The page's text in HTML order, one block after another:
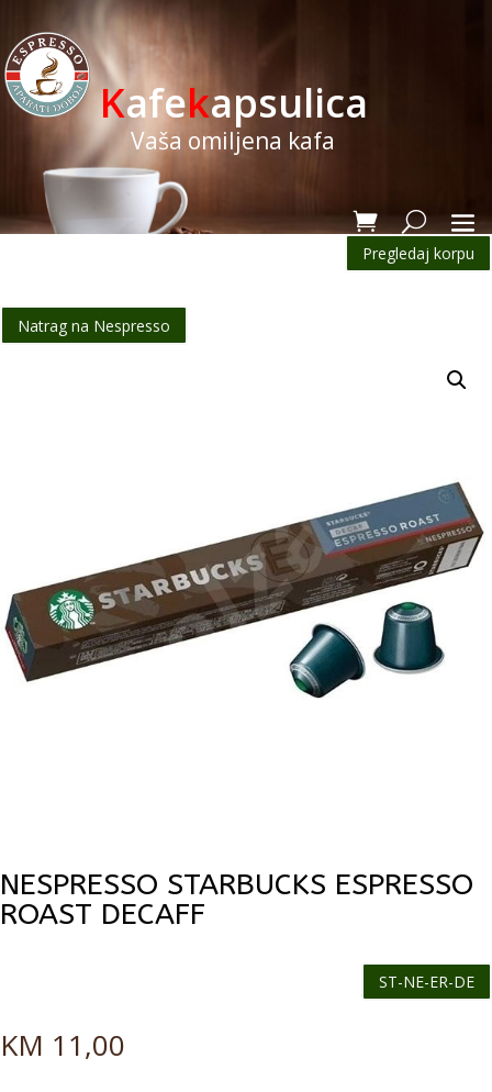
Kafekapsulica
Vaša omiljena kafa
Pregledaj korpu
Natrag na Nespresso
NESPRESSO STARBUCKS ESPRESSO
ROAST DECAFF
ST-NE-ER-DE
KM 11,00